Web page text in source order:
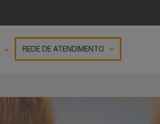
REDE DE ATENDIMENTO